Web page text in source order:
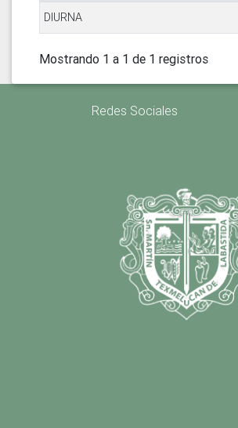
DIURNA
Mostrando 1 a 1 de 1 registros
Redes Sociales